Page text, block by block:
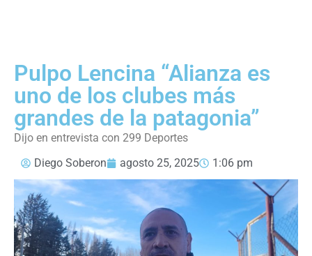
Pulpo Lencina “Alianza es
uno de los clubes más
grandes de la patagonia”
Dijo en entrevista con 299 Deportes
Diego Soberon
agosto 25, 2025 1:06 pm